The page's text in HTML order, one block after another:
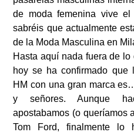
de moda femenina vive
sabréis que actualmente
de la Moda Masculina en
Hasta aquí nada fuera de
hoy se ha confirmado que
HM con una gran marca
y señores. Aunque
apostabamos (o queríamos
Tom Ford, finalmente lo